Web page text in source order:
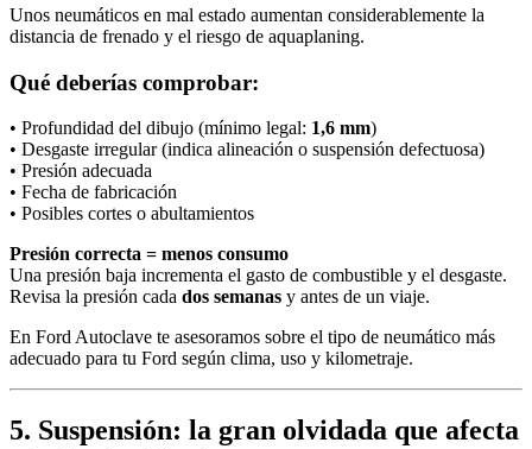
Unos neumáticos en mal estado aumentan considerablemente la
distancia de frenado y el riesgo de aquaplaning.
Qué deberías comprobar:
• Profundidad del dibujo (mínimo legal: 1,6 mm)
• Desgaste irregular (indica alineación o suspensión defectuosa)
• Presión adecuada
• Fecha de fabricación
• Posibles cortes o abultamientos
Presión correcta = menos consumo
Una presión baja incrementa el gasto de combustible y el desgaste.
Revisa la presión cada dos semanas y antes de un viaje.
En Ford Autoclave te asesoramos sobre el tipo de neumático más
adecuado para tu Ford según clima, uso y kilometraje.
5. Suspensión: la gran olvidada que afecta